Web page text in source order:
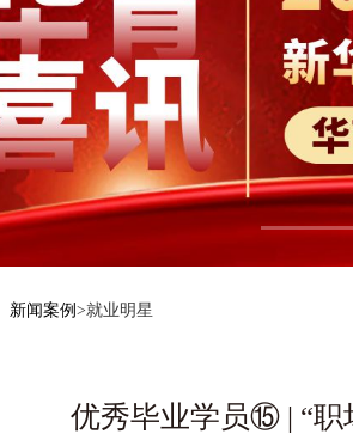
新闻案例 >就业明星
优秀毕业学员⑮ | “